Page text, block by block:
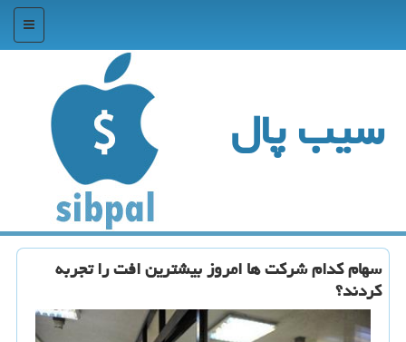
منو
سیب پال
سهام كدام شركت ها امروز بیشترین افت را تجربه
كردند؟